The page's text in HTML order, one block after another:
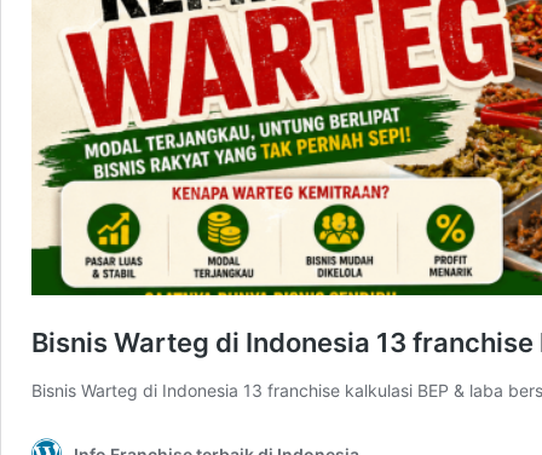
Bisnis Warteg di Indonesia 13
Bisnis Warteg di Indonesia 13 franchise kalkulasi BEP & laba